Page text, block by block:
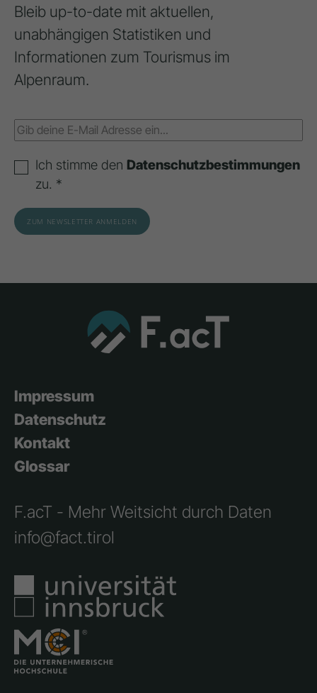
Bleib up-to-date mit aktuellen,
unabhängigen Statistiken und
Informationen zum Tourismus im
Alpenraum.
Ich stimme den Datenschutzbestimmungen
zu. *
Impressum
Datenschutz
Kontakt
Glossar
F.acT - Mehr Weitsicht durch Daten
info@fact.tirol